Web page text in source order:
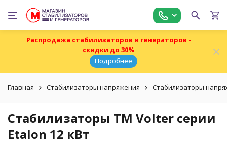
Распродажа стабилизаторов и генераторов -
скидки до 30%
Подробнее
Главная Стабилизаторы напряжения Стабилизаторы
Стабилизаторы ТМ Volter серии
Etalon 12 кВт